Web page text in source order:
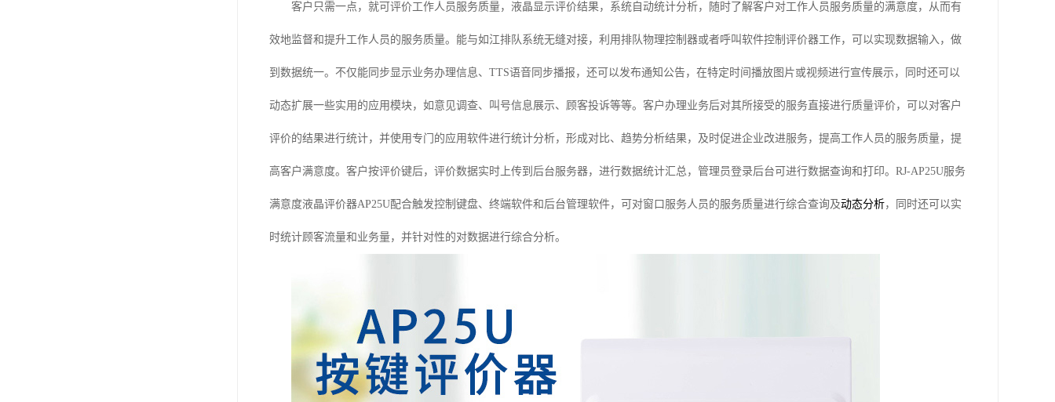
客户只需一点，就可评价工作人员服务质量，液晶显示评价结果，系统自动统计分析，随时了解客户对工作人员服务质量的满意度，从而有
效地监督和提升工作人员的服务质量。能与如江排队系统无缝对接，利用排队物理控制器或者呼叫软件控制评价器工作，可以实现数据输入，做
到数据统一。不仅能同步显示业务办理信息、TTS语音同步播报，还可以发布通知公告，在特定时间播放图片或视频进行宣传展示，同时还可以
动态扩展一些实用的应用模块，如意见调查、叫号信息展示、顾客投诉等等。客户办理业务后对其所接受的服务直接进行质量评价，可以对客户
评价的结果进行统计，并使用专门的应用软件进行统计分析，形成对比、趋势分析结果，及时促进企业改进服务，提高工作人员的服务质量，提
高客户满意度。客户按评价键后，评价数据实时上传到后台服务器，进行数据统计汇总，管理员登录后台可进行数据查询和打印。RJ-AP25U服务
满意度液晶评价器AP25U配合触发控制键盘、终端软件和后台管理软件，可对窗口服务人员的服务质量进行综合查询及动态分析，同时还可以实
时统计顾客流量和业务量，并针对性的对数据进行综合分析。